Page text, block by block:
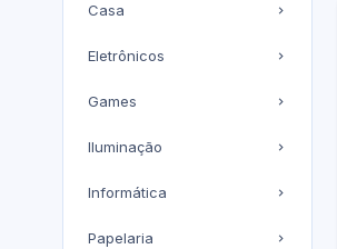
Casa
Eletrônicos
Games
Iluminação
Informática
Papelaria